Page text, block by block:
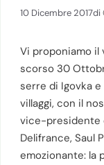
10 Dicembre 2017di
Vi proponiamo il
scorso 30
serre di Igovka
villaggi, con il
vice-presidente
Delifrance, Saul
emozionante: la